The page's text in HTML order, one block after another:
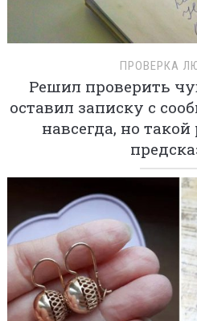
ПРОВЕРКА
Решил проверить
оставил записку с
навсегда, но